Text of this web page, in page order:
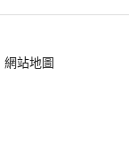
網站地圖